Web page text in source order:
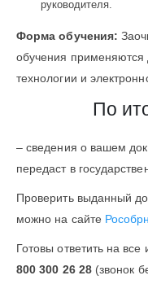
руководителя.
Форма обучения:
обучения применяются
технологии и
По
– сведения о вашем
передаст в
Проверить выданный
можно на сайте
Готовы ответить на
800 300 26 28(звонок